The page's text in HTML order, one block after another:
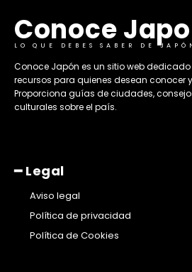
Conoce
LO QUE DEBES SABER DE
​Conoce Japón es un sitio web
recursos para quienes desean conocer
Proporciona guías de ciudades,
culturales sobre el país. ​
━ Legal
Aviso legal
Política de privacidad
Política de Cookies